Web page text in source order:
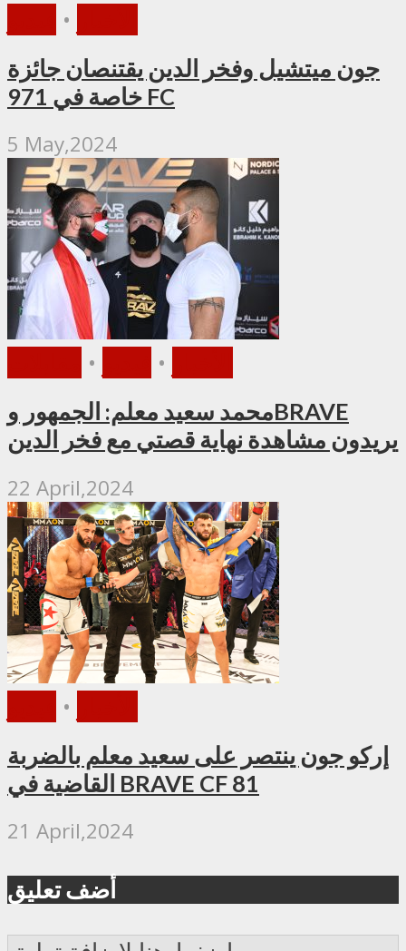
•
جون ميتشيل وفخر الدين يقتنصان جائزة
خاصة في 971 FC
5 May,2024
•
•
محمد سعيد معلم: الجمهور وBRAVE
يريدون مشاهدة نهاية قصتي مع فخر الدين
22 April,2024
•
إركو جون ينتصر على سعيد معلم بالضربة
القاضية في BRAVE CF 81
21 April,2024
أضف تعليق